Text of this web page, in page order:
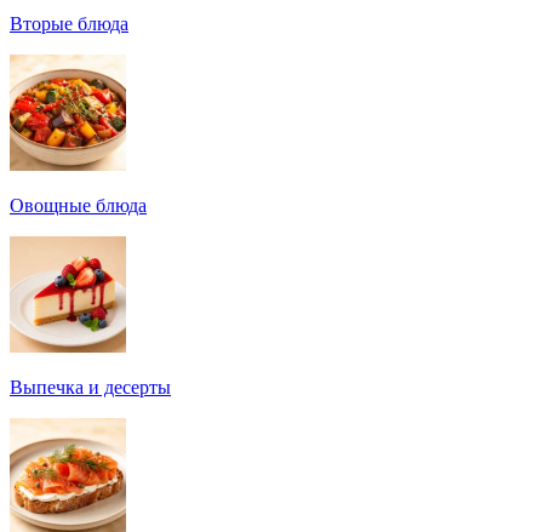
Вторые блюда
Овощные блюда
Выпечка и десерты